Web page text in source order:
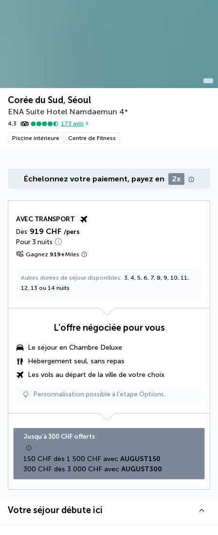
Corée du Sud, Séoul
ENA Suite Hotel Namdaemun 4*
4,3 173 avis
Piscine intérieure Centre de Fitness
Échelonnez votre paiement, payez en 2x
AVEC TRANSPORT
Dès 919 CHF /pers
Pour 3 nuits
Gagnez 919+Miles
Autres durées de séjour disponibles
3, 4, 5, 6, 7, 8, 9, 10, 11,
12, 13 ou 14 nuits
L’offre négociée pour vous
Le séjour en Chambre Deluxe
Hébergement seul, sans repas
Les vols au départ de la ville de votre choix
Personnalisation possible à l’étape Options.
Jusqu’à 300 CHF offerts
150 CHF dès 1 500 CHF avec AUGUST150
300 CHF dès 3 000 CHF avec AUGUST300
Votre séjour débute ici